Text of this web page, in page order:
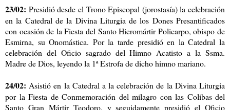
23/02: Presidió desde el Trono Episcopal (jorostasía) la celebración
en la Catedral de la Divina Liturgia de los Dones Presantificados
con ocasión de la Fiesta del Santo Hieromártir Policarpo, obispo de
Esmirna, su Onomástica. Por la tarde presidió en la Catedral la
celebración del Oficio sagrado del Himno Acatisto a la Ssma.
Madre de Dios, leyendo la 1ª Estrofa de dicho himno mariano.
24/02:Asistió en la Catedral a la celebración de la Divina Liturgia
por la Fiesta de Conmemoración del milagro con las Colibas del
Santo Gran Mártir Teodoro, y seguidamente presidió el Oficio